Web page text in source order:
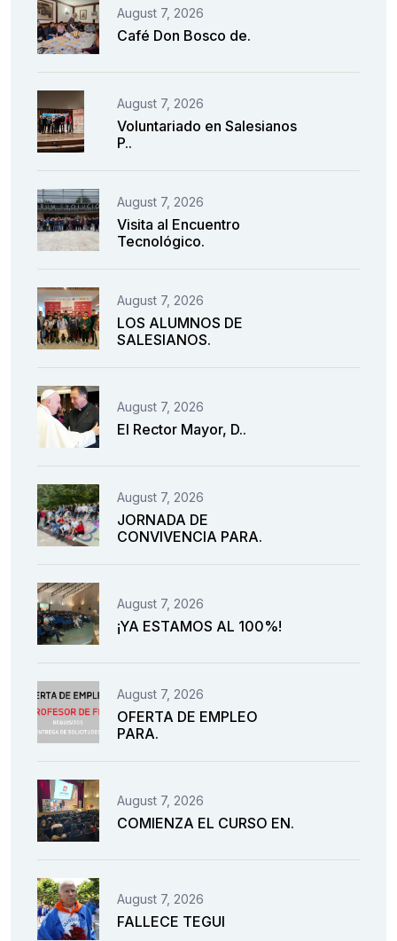
August 7, 2026
Café Don Bosco de.
August 7, 2026
Voluntariado en Salesianos
P..
August 7, 2026
Visita al Encuentro
Tecnológico.
August 7, 2026
LOS ALUMNOS DE
SALESIANOS.
August 7, 2026
El Rector Mayor, D..
August 7, 2026
JORNADA DE
CONVIVENCIA PARA.
August 7, 2026
¡YA ESTAMOS AL 100%!
August 7, 2026
OFERTA DE EMPLEO
PARA.
August 7, 2026
COMIENZA EL CURSO EN.
August 7, 2026
FALLECE TEGUI